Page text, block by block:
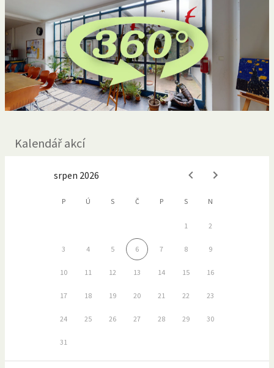
Kalendář akcí
srpen 2026
P Ú S Č P S N
1 2
3 4 5 6 7 8 9
10 11 12 13 14 15 16
17 18 19 20 21 22 23
24 25 26 27 28 29 30
31